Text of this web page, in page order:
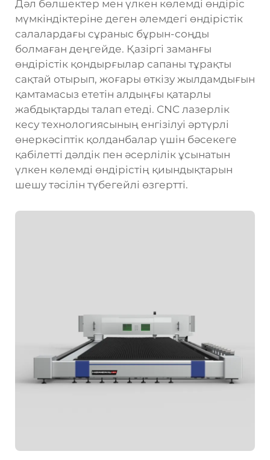
Дәл бөлшектер мен үлкен көлемді өндіріс
мүмкіндіктеріне деген әлемдегі өндірістік
салалардағы сұраныс бұрын-соңды
болмаған деңгейде. Қазіргі заманғы
өндірістік қондырғылар сапаны тұрақты
сақтай отырып, жоғары өткізу жылдамдығын
қамтамасыз ететін алдыңғы қатарлы
жабдықтарды талап етеді. CNC лазерлік
кесу технологиясының енгізілуі әртүрлі
өнеркәсіптік қолданбалар үшін бәсекеге
қабілетті дәлдік пен әсерлілік ұсынатын
үлкен көлемді өндірістің қиындықтарын
шешу тәсілін түбегейлі өзгертті.